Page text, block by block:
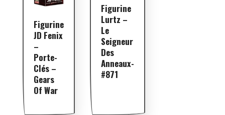
Figurine
JD Fenix
–
Porte-
Clés –
Gears
Of War
Figurine
Lurtz –
Le
Seigneur
Des
Anneaux-
#871